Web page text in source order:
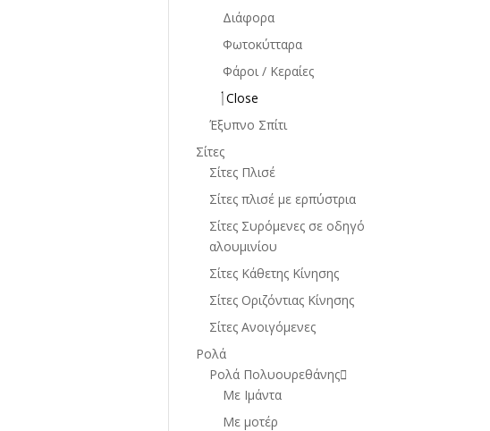
Διάφορα
Φωτοκύτταρα
Φάροι / Κεραίες
Close
Έξυπνο Σπίτι
Σίτες
Σίτες Πλισέ
Σίτες πλισέ με ερπύστρια
Σίτες Συρόμενες σε οδηγό
αλουμινίου
Σίτες Κάθετης Κίνησης
Σίτες Οριζόντιας Κίνησης
Σίτες Ανοιγόμενες
Ρολά
Ρολά Πολυουρεθάνης
Με Ιμάντα
Με μοτέρ